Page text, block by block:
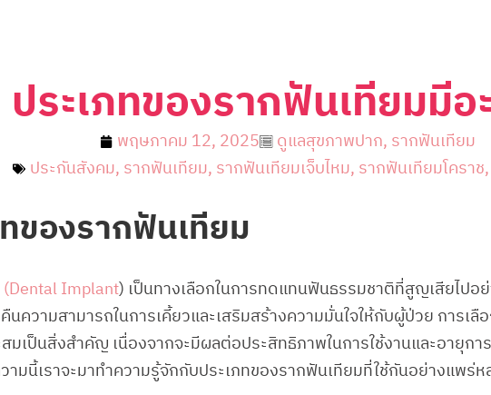
ระเภทของรากฟันเทียมมีอ
พฤษภาคม 12, 2025 ดูแลสุขภาพปาก, รากฟันเทียม
ประกันสังคม, รากฟันเทียม, รากฟันเทียมเจ็บไหม, รากฟันเทียมโคราช
ของรากฟันเทียม
Implant) เป็นทางเลือกในการทดแทนฟันธรรมชาติที่สูญเสียไปอ
นความสามารถในการเคี้ยวและเสริมสร้างความมั่นใจให้กับผู้ป่วย การเ
สมเป็นสิ่งสำคัญ เนื่องจากจะมีผลต่อประสิทธิภาพในการใช้งานและอายุก
ามนี้เราจะมาทำความรู้จักกับประเภทของรากฟันเทียมที่ใช้กันอย่างแพร่ห